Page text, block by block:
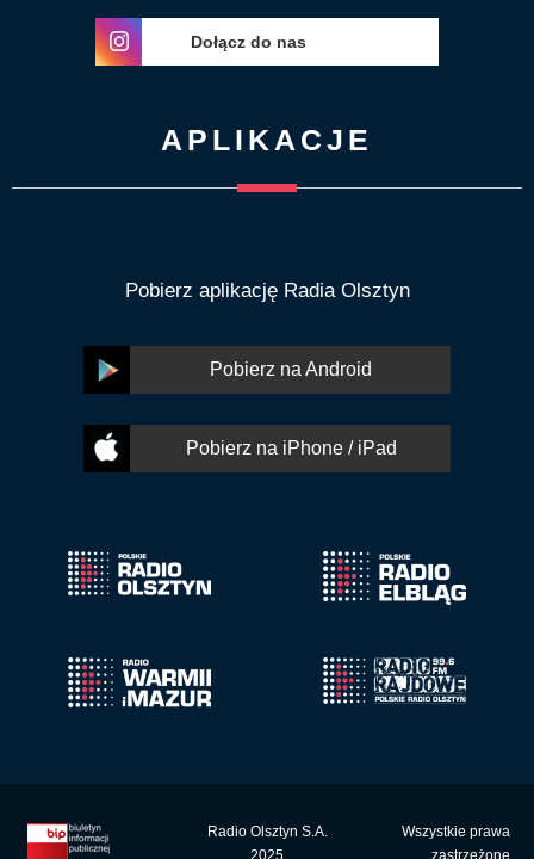
Dołącz do nas
APLIKACJE
Pobierz aplikację Radia Olsztyn
Pobierz na Android
Pobierz na iPhone / iPad
Radio Olsztyn S.A.
2025
Wszystkie prawa
zastrzeżone